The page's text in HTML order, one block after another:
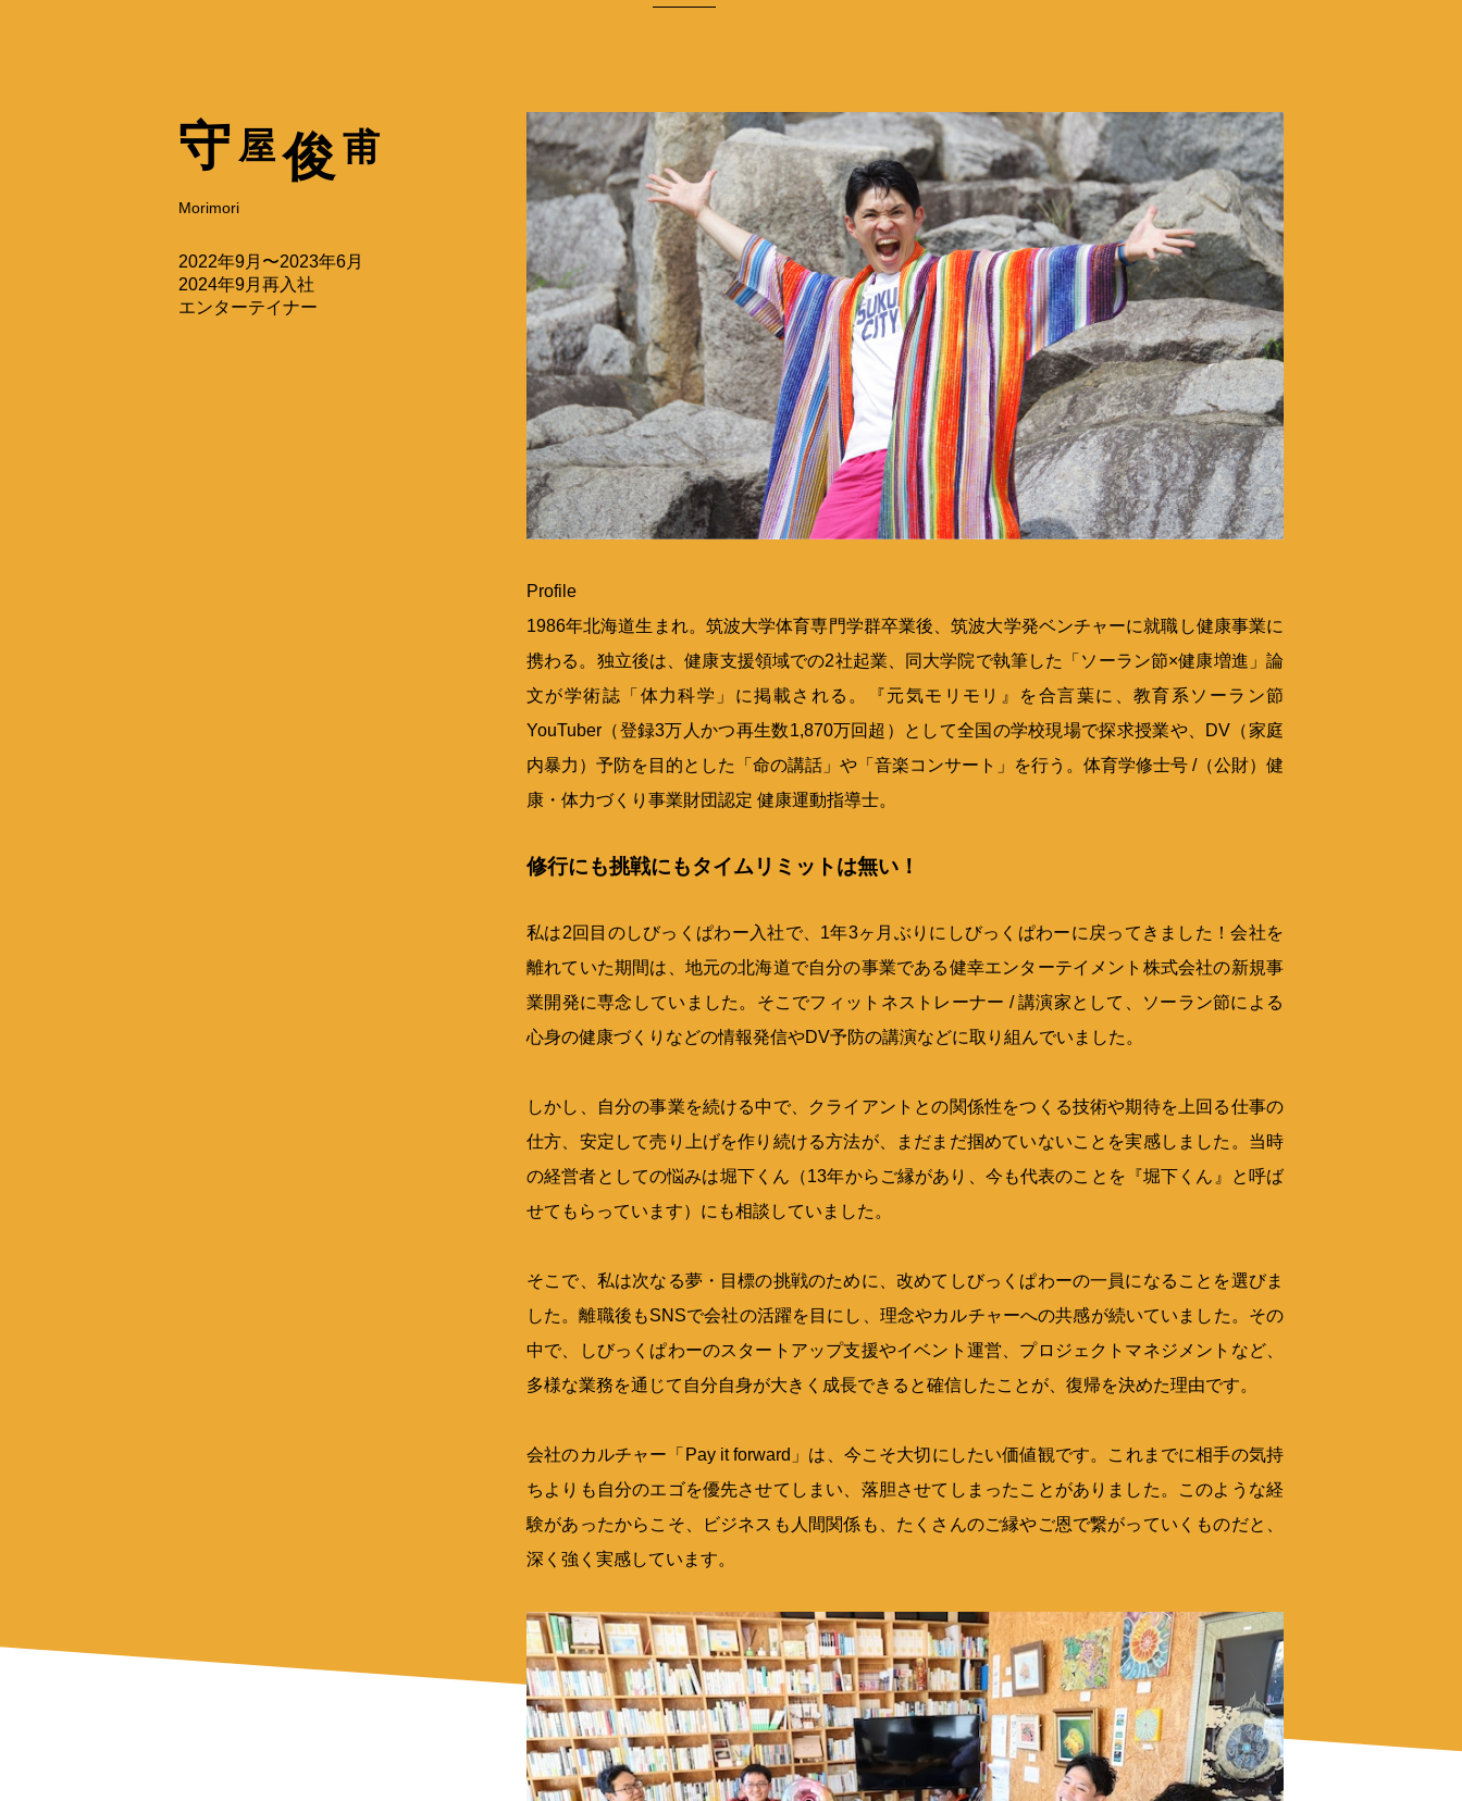
守 屋 俊 甫
Morimori
2022年9月〜2023年6月
2024年9月再入社
エンターテイナー
Profile
1986年北海道生まれ。筑波大学体育専門学群卒業後、筑波大学発ベンチャーに就職し健康事業に
携わる。独立後は、健康支援領域での2社起業、同大学院で執筆した「ソーラン節×健康増進」論
文が学術誌「体力科学」に掲載される。『元気モリモリ』を合言葉に、教育系ソーラン節
YouTuber（登録3万人かつ再生数1,870万回超）として全国の学校現場で探求授業や、DV（家庭
内暴力）予防を目的とした「命の講話」や「音楽コンサート」を行う。体育学修士号 /（公財）健
康・体力づくり事業財団認定 健康運動指導士。
修行にも挑戦にもタイムリミットは無い！
私は2回目のしびっくぱわー入社で、1年3ヶ月ぶりにしびっくぱわーに戻ってきました！会社を
離れていた期間は、地元の北海道で自分の事業である健幸エンターテイメント株式会社の新規事
業開発に専念していました。そこでフィットネストレーナー / 講演家として、ソーラン節による
心身の健康づくりなどの情報発信やDV予防の講演などに取り組んでいました。
しかし、自分の事業を続ける中で、クライアントとの関係性をつくる技術や期待を上回る仕事の
仕方、安定して売り上げを作り続ける方法が、まだまだ掴めていないことを実感しました。当時
の経営者としての悩みは堀下くん（13年からご縁があり、今も代表のことを『堀下くん』と呼ば
せてもらっています）にも相談していました。
そこで、私は次なる夢・目標の挑戦のために、改めてしびっくぱわーの一員になることを選びま
した。離職後もSNSで会社の活躍を目にし、理念やカルチャーへの共感が続いていました。その
中で、しびっくぱわーのスタートアップ支援やイベント運営、プロジェクトマネジメントなど、
多様な業務を通じて自分自身が大きく成長できると確信したことが、復帰を決めた理由です。
会社のカルチャー「Pay it forward」は、今こそ大切にしたい価値観です。これまでに相手の気持
ちよりも自分のエゴを優先させてしまい、落胆させてしまったことがありました。このような経
験があったからこそ、ビジネスも人間関係も、たくさんのご縁やご恩で繋がっていくものだと、
深く強く実感しています。